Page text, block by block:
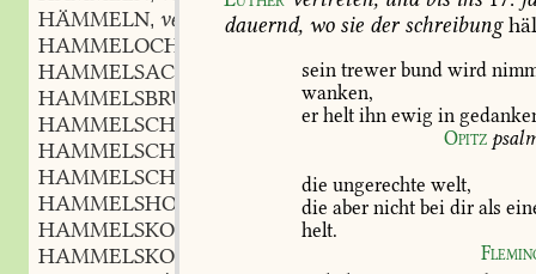
HÄMMELN, verb.
HAMMELOCHS
HAMMELSACK
HAMMELSBRUST
HAMMELSCHLÄGEL
HAMMELSCHNITT
HAMMELSCHWANZ
HAMMELSHODEN
HAMMELSKOLBEN
HAMMELSKOPF
dauernd, wosie derschreibung
sein trewer bund wird
wanken,
er helt ihn ewig in
Opitz
die ungerechte welt,
die aber nicht bei dir als
helt.